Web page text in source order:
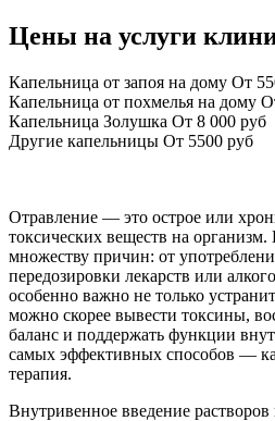
Цены на услуги
Капельница от запоя на дому От
Капельница от похмелья на дому
Капельница Золушка От 8 000 руб
Другие капельницы От 5500 руб
Отравление — это острое или
токсических веществ на
множеству причин: от
передозировки лекарств или
особенно важно не только
можно скорее вывести токсины,
баланс и поддержать функции
самых эффективных способов —
терапия.
Внутривенное введение растворов